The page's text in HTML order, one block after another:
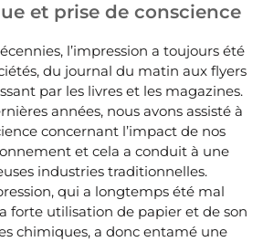
et prise de conscience
l’impression a toujours été
du journal du matin aux flyers
par les livres et les magazines.
années, nous avons assisté à
concernant l’impact de nos
et cela a conduit à une
industries traditionnelles.
qui a longtemps été mal
forte utilisation de papier et de son
chimiques, a donc entamé une